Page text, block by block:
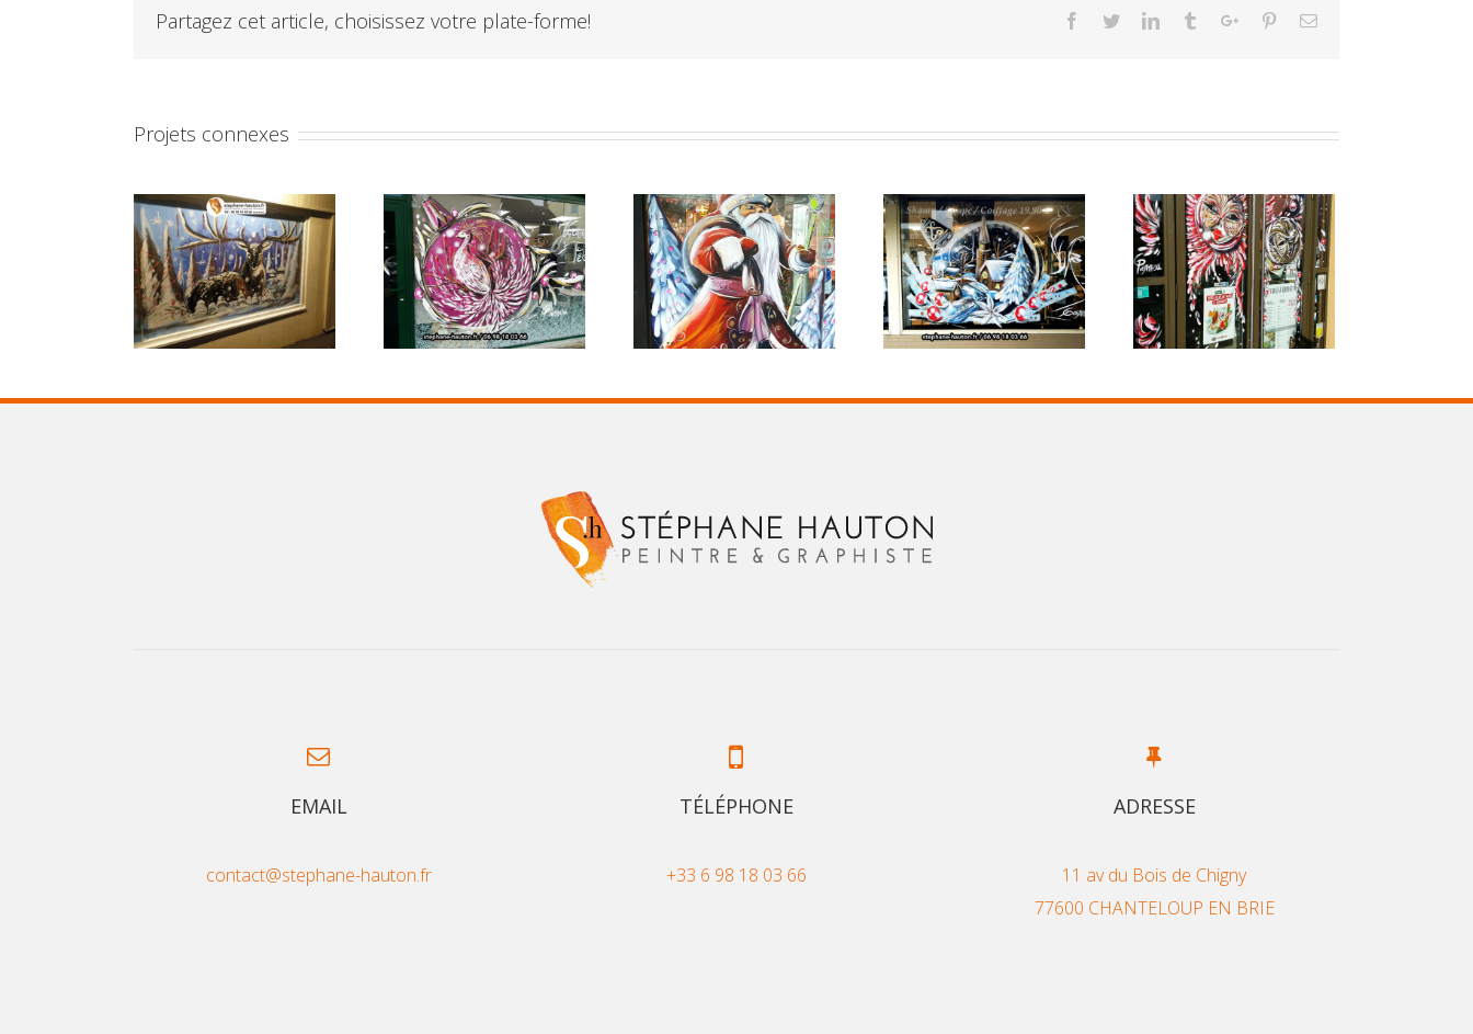
Partagez cet article, choisissez votre plate-forme! Facebook
TwitterLinkedinTumblrGoogle+PinterestEmail
Projets connexes
EMAIL
contact@stephane-hauton.fr
TÉLÉPHONE
+33 6 98 18 03 66
ADRESSE
11 av du Bois de Chigny
77600 CHANTELOUP EN BRIE